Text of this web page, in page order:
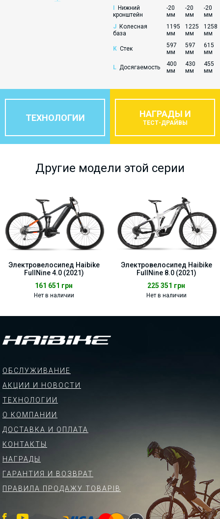
Нижний
кронштейн
-20
мм
-20
мм
-20
мм
J Колесная
база
1195
мм
1225
мм
1258
мм
K Стек
597
мм
597
мм
615
мм
L Досягаемость
400
мм
430
мм
455
мм
ТЕХНОЛОГИИ НАГРАДЫ И
ТЕСТ-ДРАЙВЫ
Другие модели этой серии
Электровелосипед Haibike
FullNine 4.0 (2021)
161 651 грн
Нет в наличии
Электровелосипед Haibike
FullNine 8.0 (2021)
225 351 грн
Нет в наличии
ОБСЛУЖИВАНИЕ
АКЦИИ И НОВОСТИ
ТЕХНОЛОГИИ
О КОМПАНИИ
ДОСТАВКА И ОПЛАТА
КОНТАКТЫ
НАГРАДЫ
ГАРАНТИЯ И ВОЗВРАТ
ПРАВИЛА ПРОДАЖУ ТОВАРІВ